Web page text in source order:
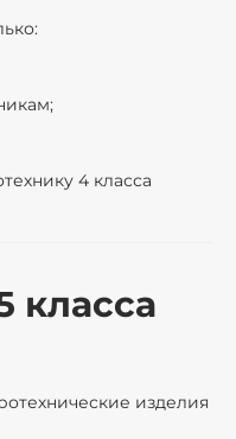
4 класса
класса
изделия